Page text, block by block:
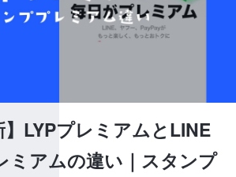
】LYPプレミアムとLINE
ミアムの違い｜スタンプ